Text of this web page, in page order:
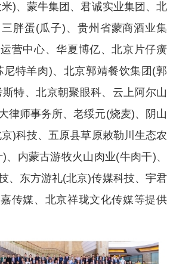
)、蒙牛集团、君诚实业集团、北
胖蛋(瓜子)、贵州省蒙商酒业集
营中心、华夏博亿、北京片仔癀
尼特羊肉)、北京郭靖餐饮集团(郭
特、北京朝聚眼科、云上阿尔山
律师事务所、老绥元(烧麦)、阴山
)科技、五原县草原敕勒川生态农
、内蒙古游牧火山肉业(牛肉干)、
、东方游礼(北京)传媒科技、宇君
传媒、北京祥珑文化传媒等提供